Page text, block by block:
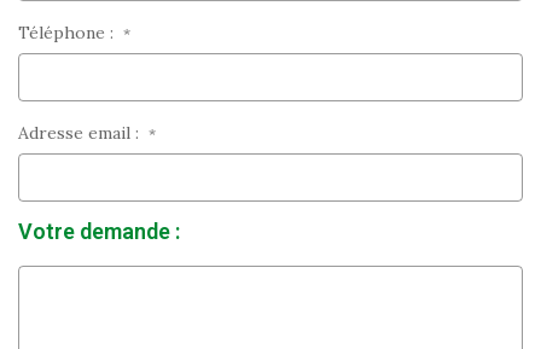
Téléphone : *
Adresse email : *
Votre demande :